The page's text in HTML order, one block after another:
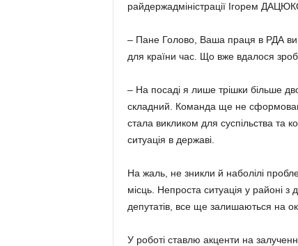
райдержадміністрації Ігорем
– Пане Голово, Ваша праця в РДА
для країни час. Що вже вдалося
– На посаді я лише трішки більше
складний. Команда ще не
стала викликом для суспільства та
ситуація в державі.
На жаль, не зникли й наболілі
місць. Непроста ситуація у районі з
депутатів, все ще залишаються на
У роботі ставлю акценти на